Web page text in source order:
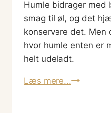
Humle bidrager med
smag til øl, og det
konservere det. Men
hvor humle enten er
helt udeladt.
Læs mere...Er